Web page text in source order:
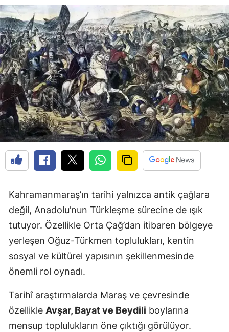
Kahramanmaraş’ın tarihi yalnızca antik çağlara
değil, Anadolu’nun Türkleşme sürecine de ışık
tutuyor. Özellikle Orta Çağ’dan itibaren bölgeye
yerleşen Oğuz-Türkmen toplulukları, kentin
sosyal ve kültürel yapısının şekillenmesinde
önemli rol oynadı.
Tarihî araştırmalarda Maraş ve çevresinde
özellikle Avşar, Bayat ve Beydili boylarına
mensup toplulukların öne çıktığı görülüyor.